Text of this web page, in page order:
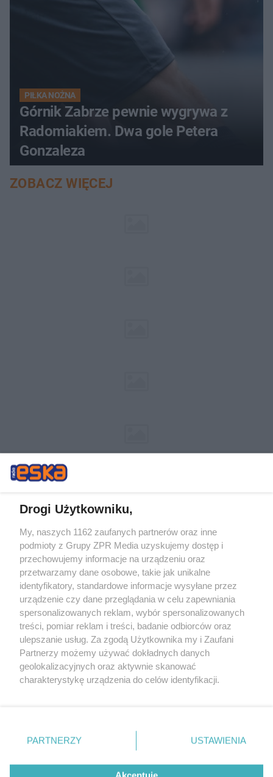
PIŁKA NOŻNA
Górnik Zabrze pewnie wygrywa z
Radomiakiem. Dwa gole Petera
Gonzaleza
ZOBACZ WIĘCEJ
Żaden utwór zamieszczony w serwisie nie może być powielany i
rozpowszechniany lub dalej rozpowszechniany w jakikolwiek sposób (w
tym także elektroniczny lub mechaniczny) na jakimkolwiek polu
eksploatacji w jakiejkolwiek formie, włącznie z umieszczaniem w
Internecie bez pisemnej zgody właściciela praw. Jakiekolwiek użycie lub
wykorzystanie utworów w całości lub w części z naruszeniem prawa,
tzn. bez właściwej zgody, jest zabronione pod groźbą kary i może być
ścigane prawnie.
© 2026 Grupa ZPR Media
Drogi Użytkowniku,
My, naszych 1162 zaufanych partnerów oraz inne
podmioty z Grupy ZPR Media uzyskujemy dostęp i
przechowujemy informacje na urządzeniu oraz
przetwarzamy dane osobowe, takie jak unikalne
identyfikatory, standardowe informacje wysyłane przez
urządzenie czy dane przeglądania w celu zapewniania
spersonalizowanych reklam, wybór spersonalizowanych
treści, pomiar reklam i treści, badanie odbiorców oraz
ulepszanie usług. Za zgodą Użytkownika my i Zaufani
Partnerzy możemy używać dokładnych danych
geolokalizacyjnych oraz aktywnie skanować
charakterystykę urządzenia do celów identyfikacji.
zmienić/wycofać klikając przycisk ustawień prywatności
znajdujący się w lewym dolnym rogu strony
rodzaje przetwarzania danych nie wymagają zgody
PARTNERZY USTAWIENIA
Akceptuję